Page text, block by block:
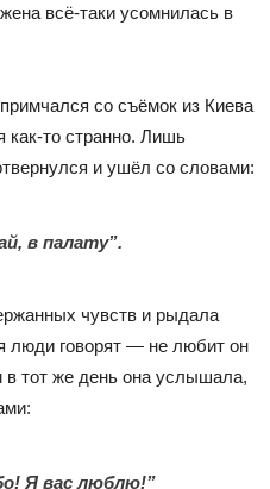
всё-таки усомнилась в
со съёмок из Киева
как-то странно. Лишь
и ушёл со словами:
в палату”.
чувств и рыдала
люди говорят — не любит он
тот же день она услышала,
Я вас люблю!”